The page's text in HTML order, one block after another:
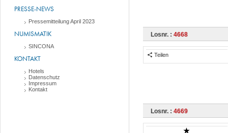
PRESSE-NEWS
Pressemitteilung April 2023
NUMISMATIK
SINCONA
KONTAKT
Hotels
Datenschutz
Impressum
Kontakt
Losnr. : 4668
Teilen
Losnr. : 4669